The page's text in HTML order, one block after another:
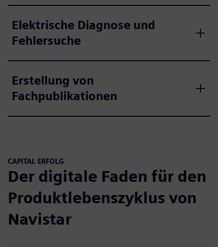
Elektrische Diagnose und
Fehlersuche
Erstellung von
Fachpublikationen
CAPITAL ERFOLG
Der digitale Faden für den
Produktlebenszyklus von
Navistar